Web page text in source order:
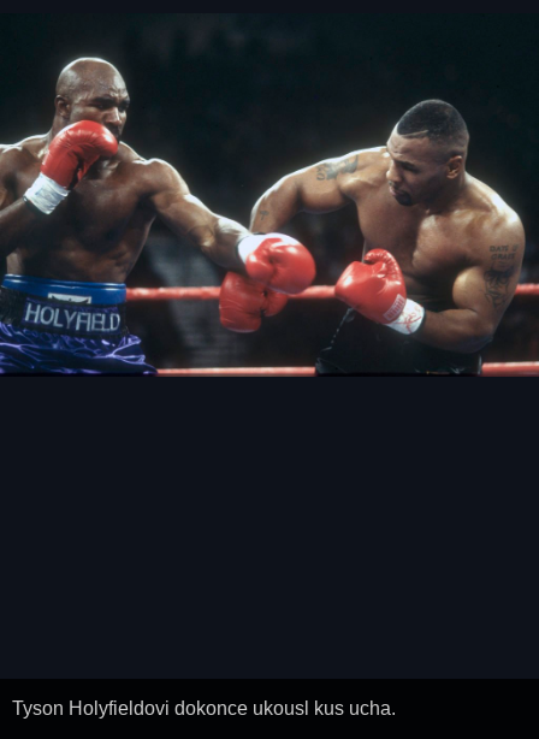
Tyson Holyfieldovi dokonce ukousl kus ucha.